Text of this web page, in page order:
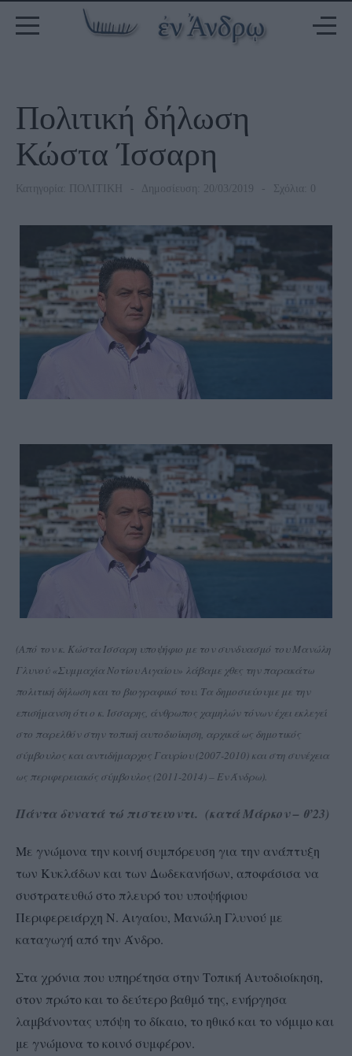
Πολιτική δήλωση
Κώστα Ίσσαρη
Κατηγορία: ΠΟΛΙΤΙΚΗ Δημοσίευση: 20/03/2019 Σχόλια: 0
(Από τον κ. Κώστα Ίσσαρη υποψήφιο με τον συνδυασμό του Μανώλη
Γλυνού «Συμμαχία Νοτίου Αιγαίου» λάβαμε χθες την παρακάτω
πολιτική δήλωση και το βιογραφικό του. Τα δημοσιεύουμε με την
επισήμανση ότι ο κ. Ίσσαρης, άνθρωπος χαμηλών τόνων έχει εκλεγεί
στο παρελθόν στην τοπική αυτοδιοίκηση, αρχικά ως δημοτικός
σύμβουλος και αντιδήμαρχος Γαυρίου (2007-2010) και στη συνέχεια
ως περιφερειακός σύμβουλος (2011-2014) – Εν Άνδρω).
Πάντα δυνατά τώ πιστευοντι. (κατά Μάρκον – θ’23)
Με γνώμονα την κοινή συμπόρευση για την ανάπτυξη
των Κυκλάδων και των Δωδεκανήσων, αποφάσισα να
συστρατευθώ στο πλευρό του υποψήφιου
Περιφερειάρχη Ν. Αιγαίου, Μανώλη Γλυνού με
καταγωγή από την Άνδρο.
Στα χρόνια που υπηρέτησα στην Τοπική Αυτοδιοίκηση,
στον πρώτο και το δεύτερο βαθμό της, ενήργησα
λαμβάνοντας υπόψη το δίκαιο, το ηθικό και το νόμιμο και
με γνώμονα το κοινό συμφέρον.